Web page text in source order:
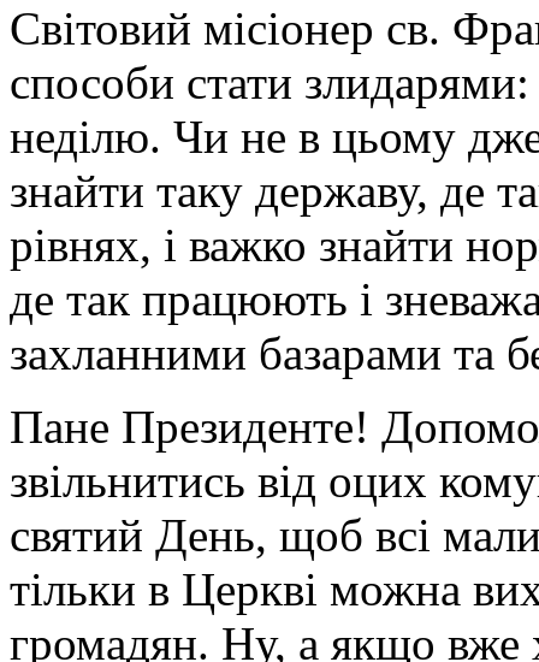
Світовий місіонер св.
способи стати
неділю. Чи не в цьому
знайти таку державу, де
рівнях, і важко знайти
де так працюють і
захланними базарами та
Пане Президенте!
звільнитись від оцих
святий День, щоб всі
тільки в Церкві можна
громадян. Ну, а якщо вже